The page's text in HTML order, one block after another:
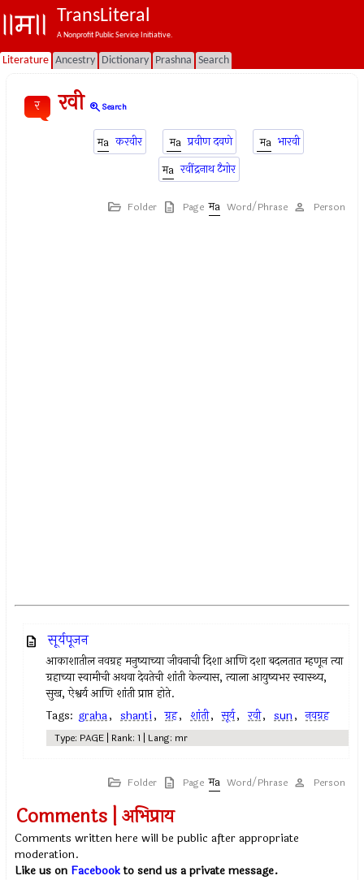
TransLiteral
A Nonprofit Public Service Initiative.
Literature Ancestry Dictionary Prashna Search
र रवी zoom_inSearch
करवीर प्रवीण दवणे
भारवी
रवींद्रनाथ टैगोर
Folder Page Word/Phrase Person
सूर्यपूजन
आकाशातील नवग्रह मनुष्याच्या जीवनाची दिशा आणि दशा बदलतात म्हणून त्या
ग्रहाच्या स्वामीची अथवा देवतेची शांती केल्यास, त्याला आयुष्यभर स्वास्थ्य,
सुख, ऐश्वर्य आणि शांती प्राप्त होते.
Tags: graha, shanti, ग्रह, शांती, सूर्य, रवी, sun, नवग्रह
Type: PAGE | Rank: 1 | Lang: mr
Folder Page Word/Phrase Person
Comments | अभिप्राय
Comments written here will be public after appropriate
moderation.
Like us on Facebookto send us a private message.